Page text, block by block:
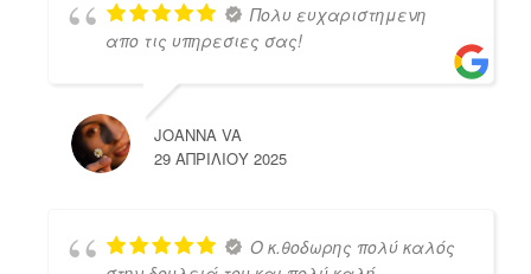
Πολυ ευχαριστημενη
απο τις υπηρεσιες σας!
JOANNA VA
29 ΑΠΡΙΛΊΟΥ 2025
Ο κ.θοδωρης πολύ καλός